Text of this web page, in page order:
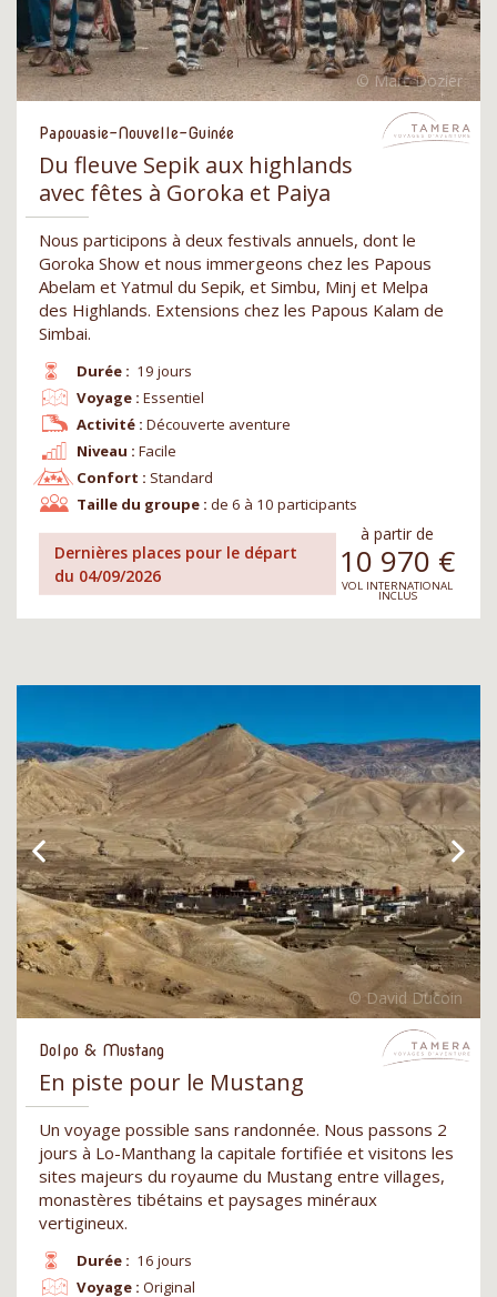
Papouasie-Nouvelle-Guinée
Du fleuve Sepik aux highlands
avec fêtes à Goroka et Paiya
Nous participons à deux festivals annuels, dont le
Goroka Show et nous immergeons chez les Papous
Abelam et Yatmul du Sepik, et Simbu, Minj et Melpa
des Highlands. Extensions chez les Papous Kalam de
Simbai.
Durée : 19 jours
Niveau : Facile
Voyage : Essentiel
Confort : Standard
Activité : Découverte aventure
Taille du groupe : de 6 à 10 participants
Dernières places pour le départ
du 04/09/2026
à partir de
10 970 €
VOL INTERNATIONAL
INCLUS
Dolpo & Mustang
En piste pour le Mustang
Un voyage possible sans randonnée. Nous passons 2
jours à Lo-Manthang la capitale fortifiée et visitons les
sites majeurs du royaume du Mustang entre villages,
monastères tibétains et paysages minéraux
vertigineux.
Durée : 16 jours
Voyage : Original